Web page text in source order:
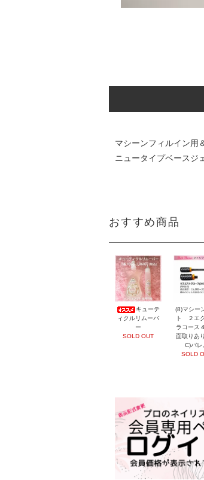
マシーンフィルイン用
ニュータイプベースジ
おすすめ商品
キューテ
ィクルリムーバ
ー
SOLD OUT
(8)マシー
ト ２エ
ラコース
面取りあ
C)バレ
SOLD